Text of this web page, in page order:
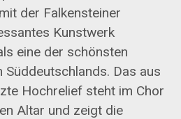
der Falkensteiner
Kunstwerk
eine der schönsten
Süddeutschlands. Das aus
Hochrelief steht im Chor
Altar und zeigt die